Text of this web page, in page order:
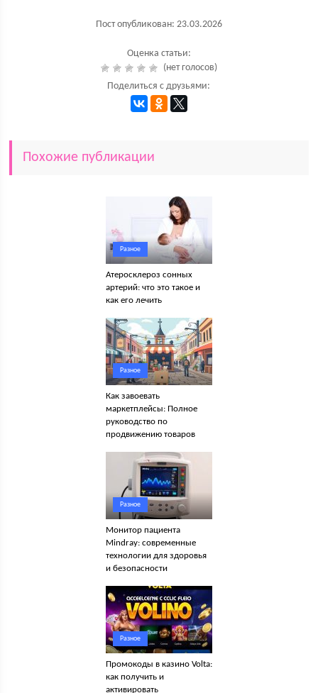
Пост опубликован: 23.03.2026
Оценка статьи:
(нет голосов)
Поделиться с друзьями:
Похожие публикации
Разное
Атеросклероз сонных
артерий: что это такое и
как его лечить
Разное
Как завоевать
маркетплейсы: Полное
руководство по
продвижению товаров
Разное
Монитор пациента
Mindray: современные
технологии для здоровья
и безопасности
Разное
Промокоды в казино Volta:
как получить и
активировать